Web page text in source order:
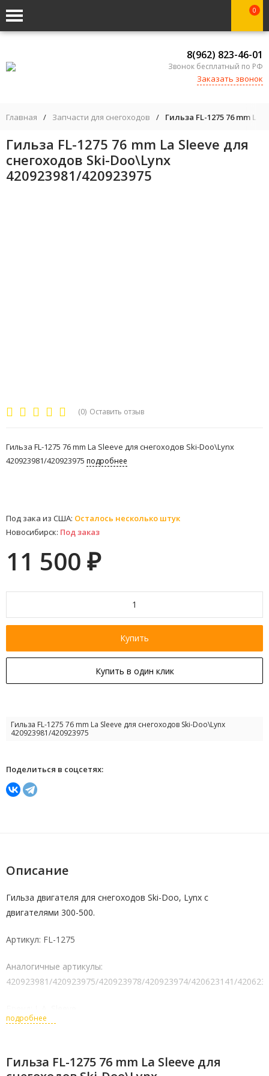
0
8(962) 823-46-01
Звонок бесплатный по РФ
Заказать звонок
Главная / Запчасти для снегоходов / Гильза FL-1275 76 mm La
Гильза FL-1275 76 mm La Sleeve для
снегоходов Ski-Doo\Lynx
420923981/420923975
(0) Оставить отзыв
Гильза FL-1275 76 mm La Sleeve для снегоходов Ski-Doo\Lynx
420923981/420923975 подробнее
Под зака из США: Осталось несколько штук
Новосибирск: Под заказ
11 500 ₽
Купить
Купить в один клик
Гильза FL-1275 76 mm La Sleeve для снегоходов Ski-Doo\Lynx
420923981/420923975
Поделиться в соцсетях:
Описание
Гильза двигателя для снегоходов Ski-Doo, Lynx с
двигателями 300-500.
Артикул: FL-1275
Аналогичные артикулы:
420923981/420923975/420923978/420923974/420623141/
Страна производства: США
подробнее
Гильза FL-1275 76 mm La Sleeve для